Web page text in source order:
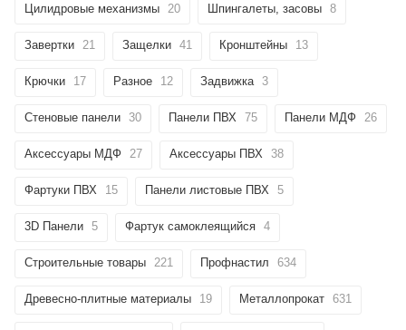
Цилидровые механизмы 20 Шпингалеты, засовы 8
Завертки 21 Защелки 41 Кронштейны 13
Крючки 17 Разное 12 Задвижка 3
Стеновые панели 30 Панели ПВХ 75 Панели МДФ 26
Аксессуары МДФ 27 Аксессуары ПВХ 38
Фартуки ПВХ 15 Панели листовые ПВХ 5
3D Панели 5 Фартук самоклеящийся 4
Строительные товары 221 Профнастил 634
Древесно-плитные материалы 19 Металлопрокат 631